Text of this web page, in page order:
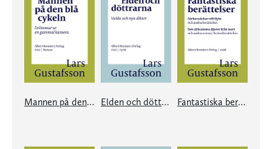
Mannen på den blå cykeln Elden och döttrarna Fantastiska berättelser